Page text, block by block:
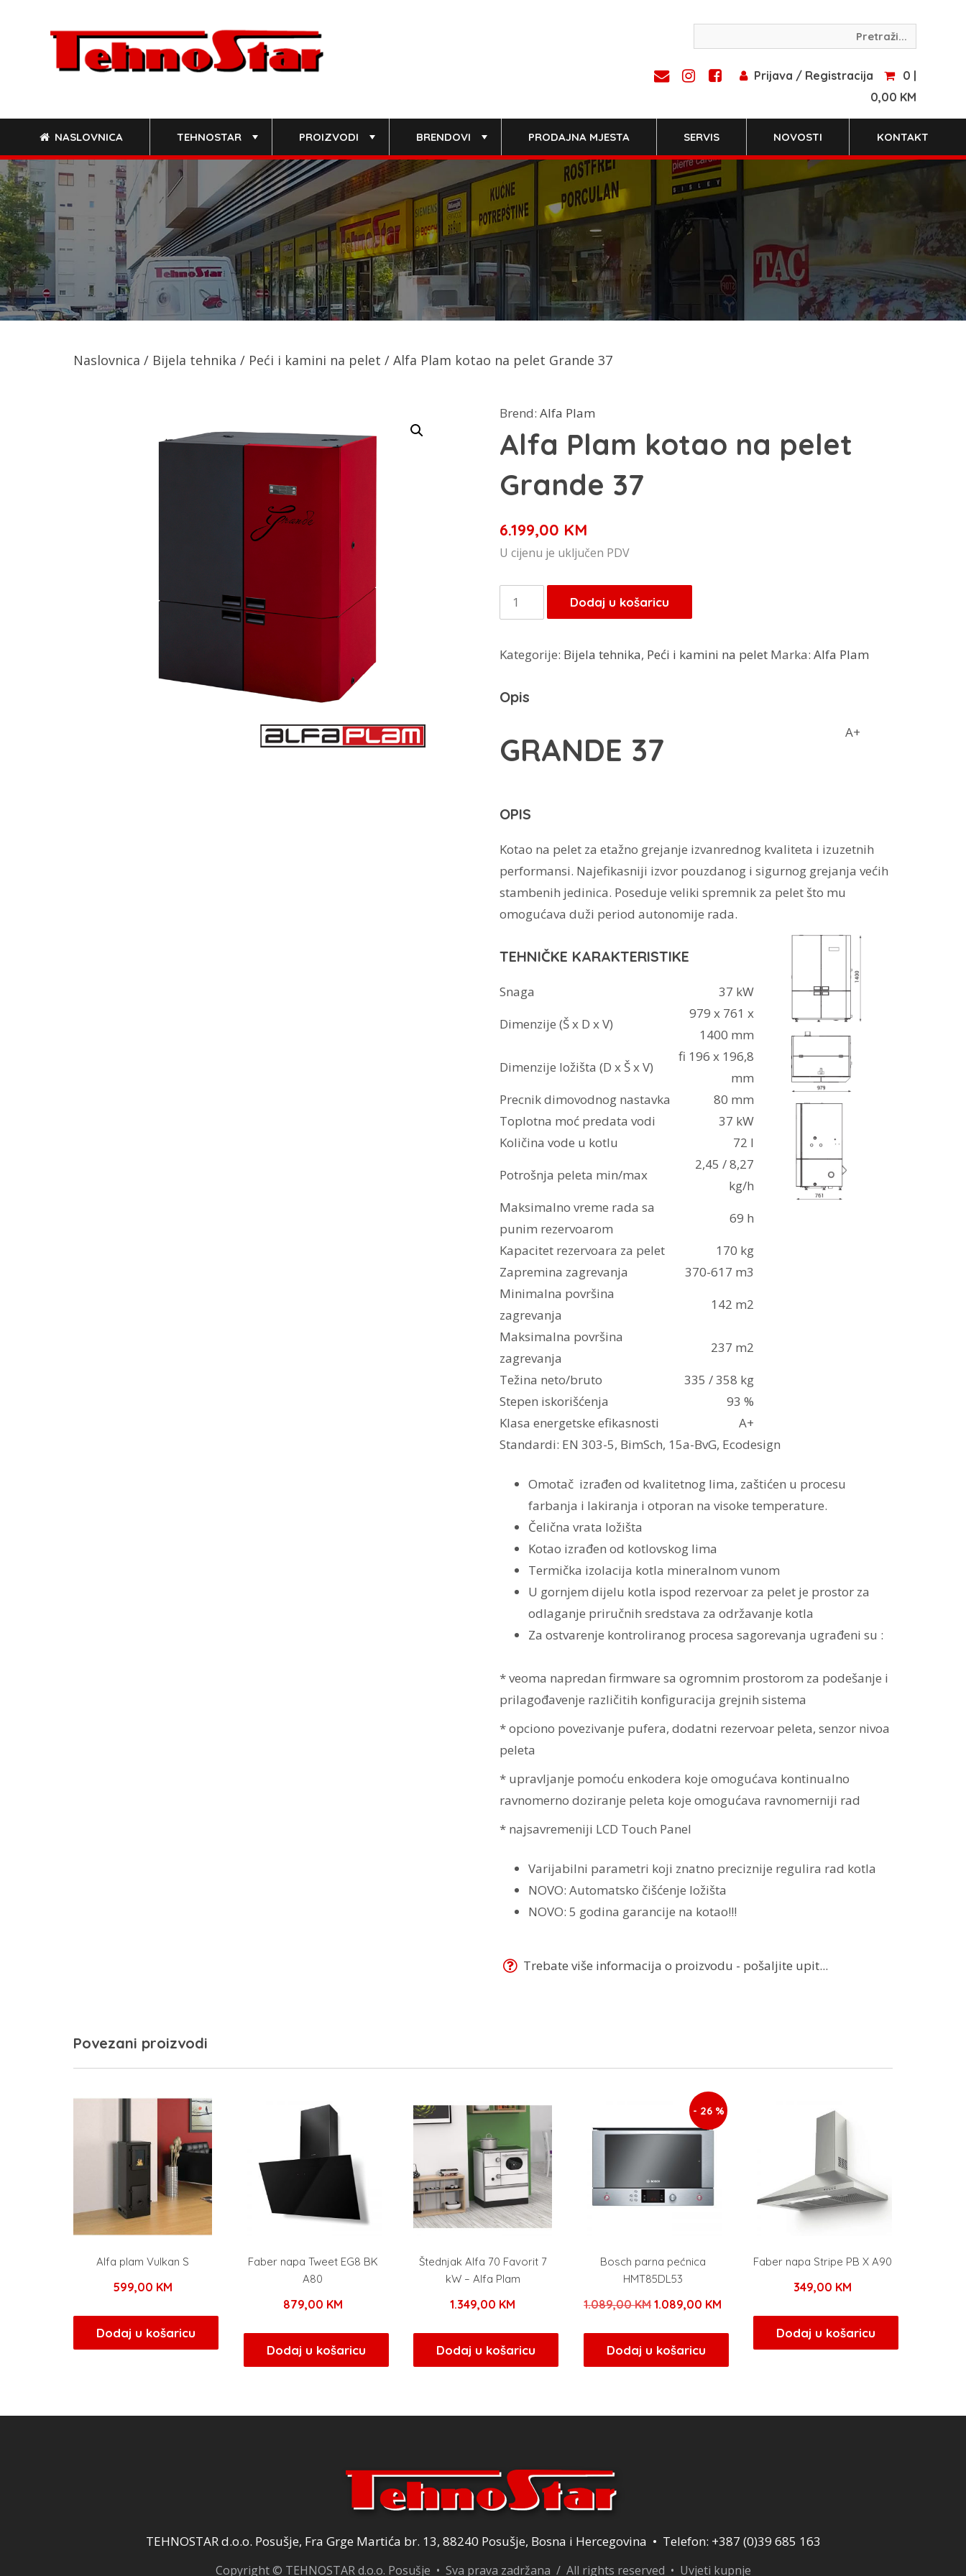
Prijava / Registracija
0 |
0,00 KM
NASLOVNICA TEHNOSTAR PROIZVODI BRENDOVI PRODAJNA MJESTA SERVIS NOVOSTI KONTAKT
Naslovnica / Bijela tehnika / Peći i kamini na pelet / Alfa Plam kotao na pelet Grande 37
Brend: Alfa Plam
Alfa Plam kotao na pelet
Grande 37
6.199,00 KM
U cijenu je uključen PDV
Alfa
Plam
na
Grande
količina
Dodaj u košaricu
Kategorije: Bijela tehnika, Peći i kamini na pelet Marka: Alfa Plam
Opis
GRANDE 37 A+
OPIS
Kotao na pelet za etažno grejanje izvanrednog kvaliteta i izuzetnih
performansi. Najefikasniji izvor pouzdanog i sigurnog grejanja većih
stambenih jedinica. Poseduje veliki spremnik za pelet što mu
omogućava duži period autonomije rada.
TEHNIČKE KARAKTERISTIKE
Snaga
37 kW
Dimenzije (Š x D x V)
979 x 761 x
1400 mm
Dimenzije ložišta (D x Š x V)
fi 196 x 196,8
mm
Precnik dimovodnog nastavka
80 mm
Toplotna moć predata vodi
37 kW
Količina vode u kotlu
72 l
Potrošnja peleta min/max
2,45 / 8,27
kg/h
Maksimalno vreme rada sa
punim rezervoarom
69 h
Kapacitet rezervoara za pelet
170 kg
Zapremina zagrevanja
370-617 m3
Minimalna površina
zagrevanja
142 m2
Maksimalna površina
zagrevanja
237 m2
Težina neto/bruto
335 / 358 kg
Stepen iskorišćenja
93 %
Klasa energetske efikasnosti
A+
Standardi: EN 303-5, BimSch, 15a-BvG, Ecodesign
Omotač izrađen od kvalitetnog lima, zaštićen u procesu
farbanja i lakiranja i otporan na visoke temperature.
Čelična vrata ložišta
Kotao izrađen od kotlovskog lima
Termička izolacija kotla mineralnom vunom
U gornjem dijelu kotla ispod rezervoar za pelet je prostor za
odlaganje priručnih sredstava za održavanje kotla
Za ostvarenje kontroliranog procesa sagorevanja ugrađeni su :
* veoma napredan firmware sa ogromnim prostorom za podešanje i
prilagođavenje različitih konfiguracija grejnih sistema
* opciono povezivanje pufera, dodatni rezervoar peleta, senzor nivoa
peleta
* upravljanje pomoću enkodera koje omogućava kontinualno
ravnomerno doziranje peleta koje omogućava ravnomerniji rad
* najsavremeniji LCD Touch Panel
Varijabilni parametri koji znatno preciznije regulira rad kotla
NOVO: Automatsko čišćenje ložišta
NOVO: 5 godina garancije na kotao!!!
Trebate više informacija o proizvodu - pošaljite upit...
Povezani proizvodi
Alfa plam Vulkan S
599,00 KM
Dodaj u košaricu
Faber napa Tweet EG8 BK
A80
879,00 KM
Dodaj u košaricu
Štednjak Alfa 70 Favorit 7
kW – Alfa Plam
1.349,00 KM
Dodaj u košaricu
- 26 %
Bosch parna pećnica
HMT85DL53
1.089,00KMIzvorna
bila
je:
1.089,00 KM
1.089,00 KM.
Dodaj u košaricu
Faber napa Stripe PB X A90
349,00 KM
Dodaj u košaricu
TEHNOSTAR d.o.o. Posušje, Fra Grge Martića br. 13, 88240 Posušje, Bosna i Hercegovina • Telefon: +387 (0)39 685 163
Copyright © TEHNOSTAR d.o.o. Posušje • Sva prava zadržana / All rights reserved • Uvjeti kupnje